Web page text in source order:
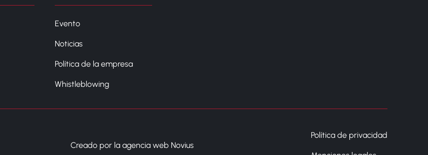
Evento
Noticias
Política de la empresa
Whistleblowing
Creado por la agencia web Novius
Política de privacidad